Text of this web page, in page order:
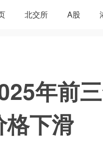
北交所 A股
年前
格下滑